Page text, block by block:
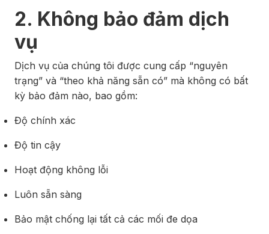
2. Không bảo đảm dịch
vụ
Dịch vụ của chúng tôi được cung cấp “nguyên
trạng” và “theo khả năng sẵn có” mà không có bất
kỳ bảo đảm nào, bao gồm:
Độ chính xác
Độ tin cậy
Hoạt động không lỗi
Luôn sẵn sàng
Bảo mật chống lại tất cả các mối đe dọa